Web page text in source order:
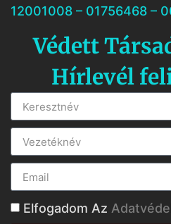
12001008 – 01756468 –
Védett
Hírlevél
Elfogadom Az